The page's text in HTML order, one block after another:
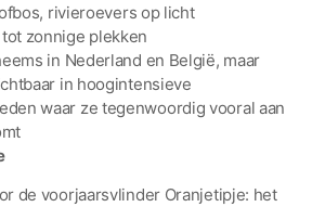
rivieroevers op licht
zonnige plekken
in Nederland en België, maar
in hoogintensieve
waar ze tegenwoordig vooral aan
de voorjaarsvlinder Oranjetipje: het